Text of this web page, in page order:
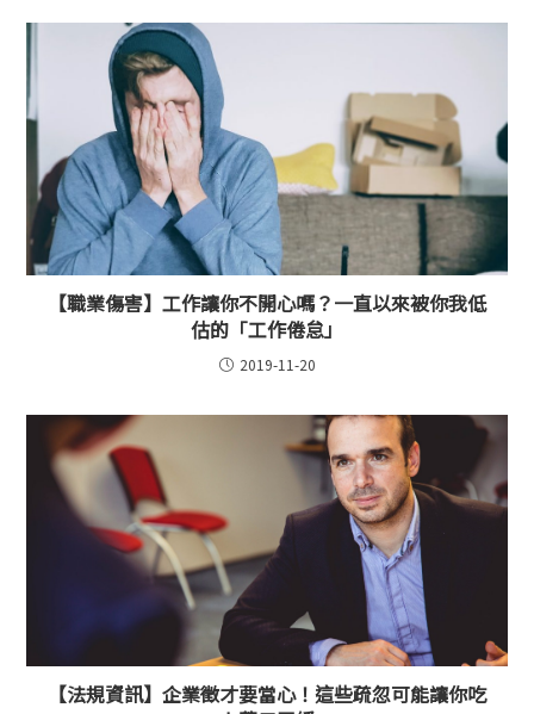
【職業傷害】工作讓你不開心嗎？一直以來被你我低
估的「工作倦怠」
2019-11-20
【法規資訊】企業徵才要當心！這些疏忽可能讓你吃